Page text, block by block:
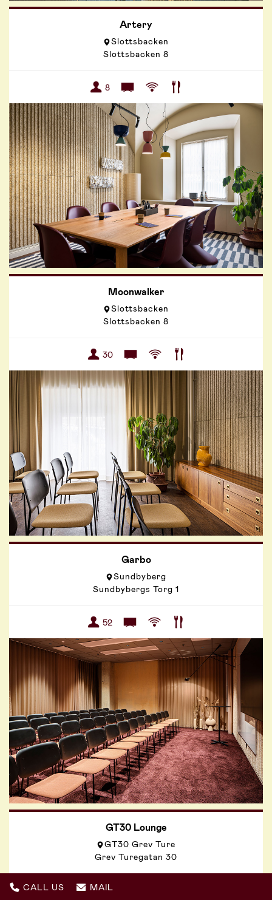
Artery
Slottsbacken
Slottsbacken 8
8
Moonwalker
Slottsbacken
Slottsbacken 8
30
Garbo
Sundbyberg
Sundbybergs Torg 1
52
GT30 Lounge
GT30 Grev Ture
Grev Turegatan 30
150
CALL US MAIL